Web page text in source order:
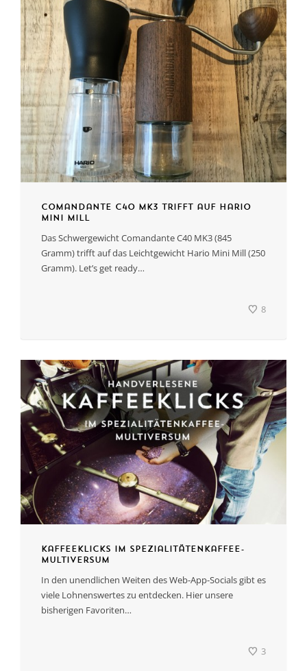
Comandante C40 MK3 trifft auf Hario
Mini Mill
Das Schwergewicht Comandante C40 MK3 (845
Gramm) trifft auf das Leichtgewicht Hario Mini Mill (250
Gramm). Let’s get ready…
8
Kaffeeklicks im Spezialitätenkaffee-
Multiversum
In den unendlichen Weiten des Web-App-Socials gibt es
viele Lohnenswertes zu entdecken. Hier unsere
bisherigen Favoriten…
3